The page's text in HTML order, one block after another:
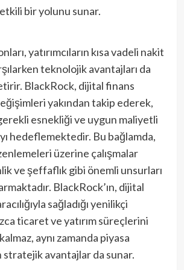
bir yolunu sunar.
yatırımcıların kısa vadeli nakit
teknolojik avantajları da
BlackRock, dijital finans
yakından takip ederek,
esnekliği ve uygun maliyetli
hedeflemektedir. Bu bağlamda,
üzerine çalışmalar
ve şeffaflık gibi önemli unsurları
BlackRock’ın, dijital
sağladığı yenilikçi
ticaret ve yatırım süreçlerini
aynı zamanda piyasa
stratejik avantajlar da sunar.